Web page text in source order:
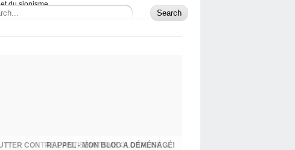
du sionisme.
RAPPEL - MON BLOG A DÉMÉNAGÉ!